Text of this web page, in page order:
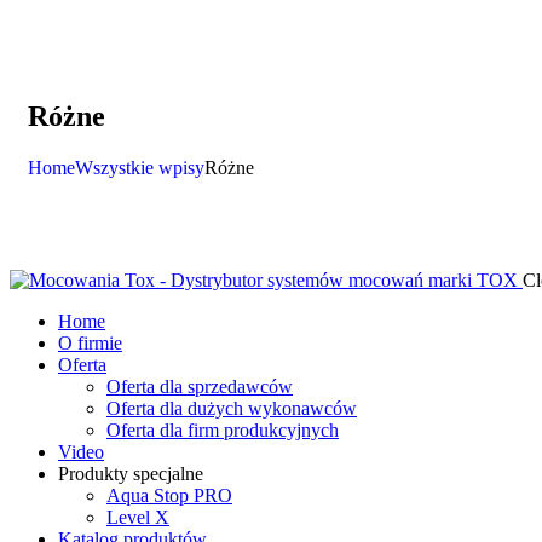
Różne
HomeWszystkie wpisyRóżne
Home
O firmie
Oferta
Oferta dla sprzedawców
Oferta dla dużych wykonawców
Oferta dla firm produkcyjnych
Video
Produkty specjalne
Aqua Stop PRO
Level X